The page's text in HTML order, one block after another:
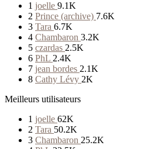
1 joelle 9.1K
2 Prince (archive) 7.6K
3 Tara 6.7K
4 Chambaron 3.2K
5 czardas 2.5K
6 PhL 2.4K
7 jean bordes 2.1K
8 Cathy Lévy 2K
Meilleurs utilisateurs
1 joelle 62K
2 Tara 50.2K
3 Chambaron 25.2K